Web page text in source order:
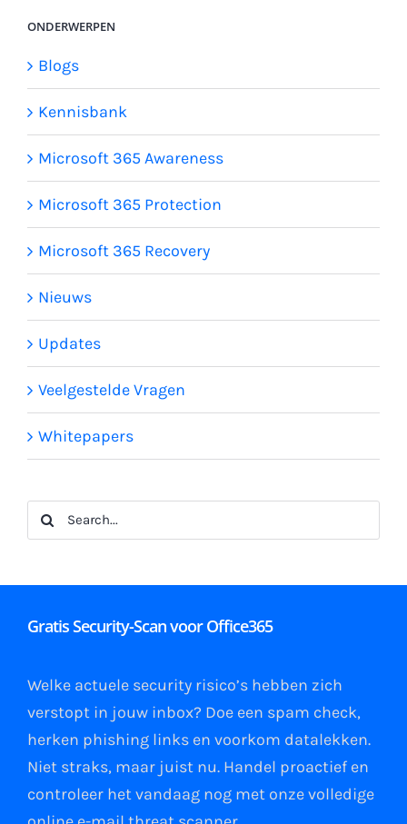
ONDERWERPEN
Blogs
Kennisbank
Microsoft 365 Awareness
Microsoft 365 Protection
Microsoft 365 Recovery
Nieuws
Updates
Veelgestelde Vragen
Whitepapers
Search
for:
Gratis Security-Scan voor Office365
Welke actuele security risico’s hebben zich
verstopt in jouw inbox? Doe een spam check,
herken phishing linksen voorkom datalekken.
Niet straks, maar juist nu. Handel proactief en
controleer het vandaag nog met onze volledige